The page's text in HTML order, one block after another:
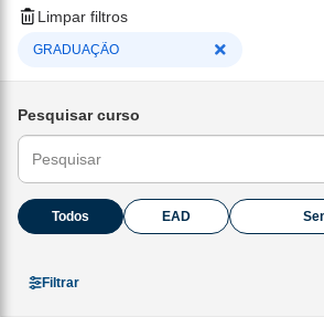
Limpar filtros
GRADUAÇÃO
Pesquisar curso
Todos EAD
Filtrar